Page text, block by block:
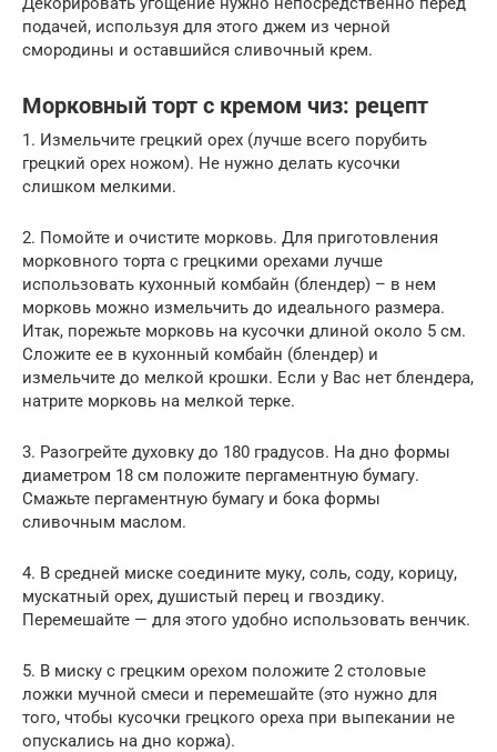
подачей, используя для этого джем из черной
смородины и оставшийся сливочный крем.
Морковный торт с кремом чиз: рецепт
1. Измельчите грецкий орех (лучше всего порубить
грецкий орех ножом). Не нужно делать кусочки
слишком мелкими.
2. Помойте и очистите морковь. Для приготовления
морковного торта с грецкими орехами лучше
использовать кухонный комбайн (блендер) – в нем
морковь можно измельчить до идеального размера.
Итак, порежьте морковь на кусочки длиной около 5 см.
Сложите ее в кухонный комбайн (блендер) и
измельчите до мелкой крошки. Если у Вас нет блендера,
натрите морковь на мелкой терке.
3. Разогрейте духовку до 180 градусов. На дно формы
диаметром 18 см положите пергаментную бумагу.
Смажьте пергаментную бумагу и бока формы
сливочным маслом.
4. В средней миске соедините муку, соль, соду, корицу,
мускатный орех, душистый перец и гвоздику.
Перемешайте — для этого удобно использовать венчик.
5. В миску с грецким орехом положите 2 столовые
ложки мучной смеси и перемешайте (это нужно для
того, чтобы кусочки грецкого ореха при выпекании не
опускались на дно коржа).